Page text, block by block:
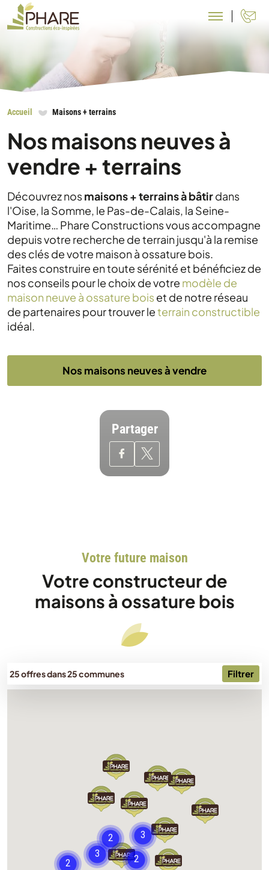
Accueil Maisons + terrains
Nos maisons neuves à
vendre + terrains
Découvrez nosmaisons + terrains à bâtirdans
l'Oise, la Somme, le Pas-de-Calais, la Seine-
Maritime… Phare Constructions vous accompagne
depuis votre recherche de terrain jusqu'à la remise
des clés de votre maison à ossature bois.
Faites construire en toute sérénité et bénéficiez de
nos conseils pour le choix de votre modèle de
maison neuve à ossature bois et de notre réseau
de partenaires pour trouver leterrain constructible
idéal.
Nos maisons neuves à vendre
Partager
Votre future maison
Votre constructeur de
maisons à ossature bois
25 offres dans 25 communes Filtrer
Chargement...